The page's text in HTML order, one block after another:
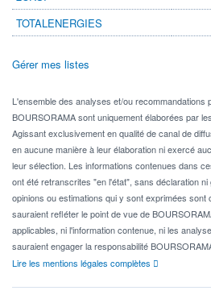
TOTALENERGIES
Gérer mes listes
L'ensemble des analyses et/ou recommandations
BOURSORAMA sont uniquement élaborées par
Agissant exclusivement en qualité de canal de
en aucune manière à leur élaboration ni exercé
leur sélection. Les informations contenues dans
ont été retranscrites "en l'état", sans déclaration
opinions ou estimations qui y sont exprimées sont
sauraient refléter le point de vue de
applicables, ni l'information contenue, ni les
sauraient engager la responsabilité
Lire les mentions légales complètes